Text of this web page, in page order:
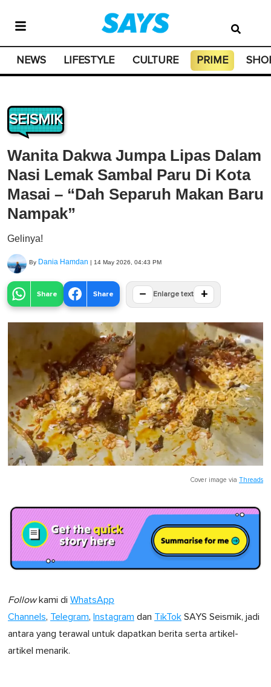
NEWS LIFESTYLE CULTURE PRIME
SEISMIK
Wanita Dakwa Jumpa Lipas Dalam
Nasi Lemak Sambal Paru Di Kota
Masai – “Dah Separuh Makan Baru
Nampak”
Gelinya!
By Dania Hamdan | 14 May 2026, 04:43 PM
Share Share − Enlarge text +
Cover image via Threads
Followkami di WhatsApp
Channels, Telegram, Instagram dan TikTok SAYS Seismik, jadi
antara yang terawal untuk dapatkan berita serta artikel-
artikel menarik.